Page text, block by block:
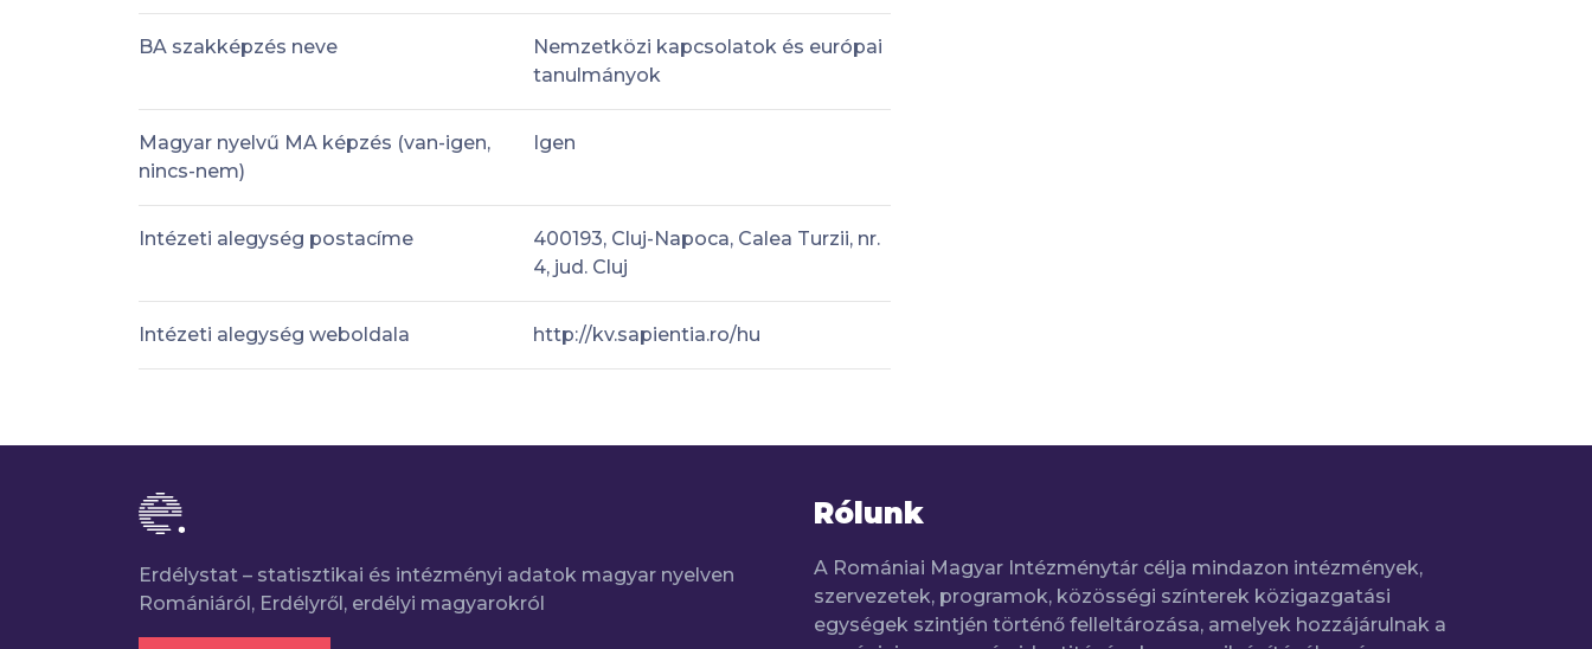
BA szakképzés neve
Nemzetközi kapcsolatok és európai
tanulmányok
Magyar nyelvű MA képzés (van-igen,
nincs-nem)
Igen
Intézeti alegység postacíme
400193, Cluj-Napoca, Calea Turzii, nr.
4, jud. Cluj
Intézeti alegység weboldala http://kv.sapientia.ro/hu
Erdélystat – statisztikai és intézményi adatok magyar nyelven
Romániáról, Erdélyről, erdélyi magyarokról
Rólunk
A Romániai Magyar Intézménytár célja mindazon intézmények,
szervezetek, programok, közösségi színterek közigazgatási
egységek szintjén történő felleltározása, amelyek hozzájárulnak a